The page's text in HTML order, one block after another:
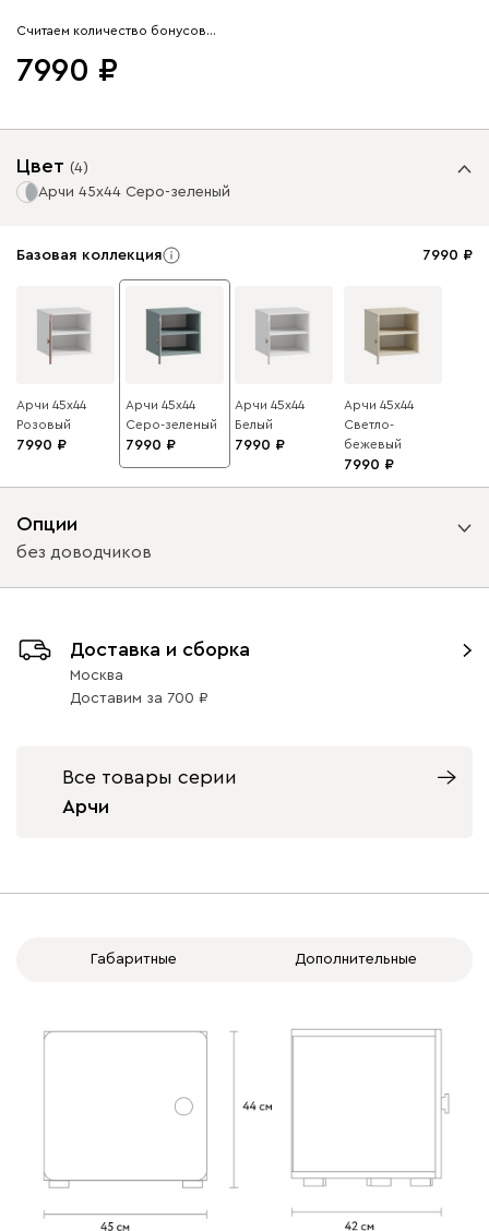
Считаем количество бонусов…
7990
Цвет (4)
Арчи 45x44 Серо-зеленый
Базовая коллекция 7990
Арчи 45x44
Розовый
7990
Арчи 45x44
Серо-зеленый
7990
Арчи 45x44
Белый
7990
Арчи 45x44
Светло-
бежевый
7990
Опции
без доводчиков
с доводчиками без доводчиков
Доставка и сборка
Москва
Доставим за 700
Все товары серии
Арчи
Габаритные Дополнительные